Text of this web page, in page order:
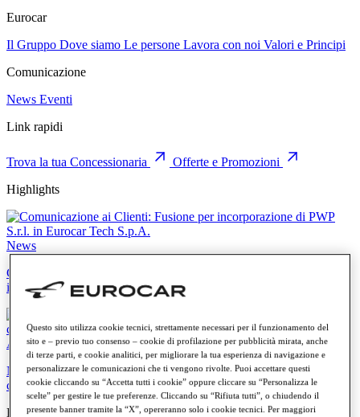
Eurocar
Il Gruppo Dove siamo Le persone Lavora con noi Valori e Principi
Comunicazione
News Eventi
Link rapidi
Trova la tua Concessionaria
Offerte e Promozioni
Highlights
News
Comunicazione ai Clienti: Fusione per incorporazione di PWP S.r.l.
in Eurocar Tech S.p.A.
Audi
Nuova Audi Q9: il vertice della gamma SUV Audi è pronto a
conquistare la strada
Brand
Questo sito utilizza cookie tecnici, strettamente necessari per il funzionamento del
sito e – previo tuo consenso – cookie di profilazione per pubblicità mirata, anche
di terze parti, e cookie analitici, per migliorare la tua esperienza di navigazione e
personalizzare le comunicazioni che ti vengono rivolte. Puoi accettare questi
cookie cliccando su “Accetta tutti i cookie” oppure cliccare su “Personalizza le
scelte” per gestire le tue preferenze. Cliccando su “Rifiuta tutti”, o chiudendo il
presente banner tramite la “X”, opereranno solo i cookie tecnici. Per maggiori